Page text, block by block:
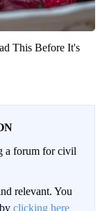
This Before It's
a forum for civil
relevant. You
clicking here